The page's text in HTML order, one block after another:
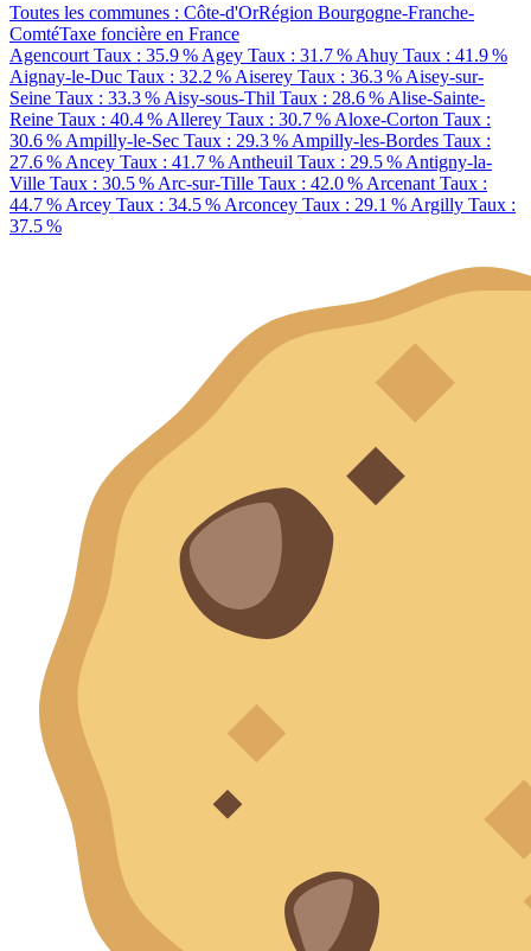
Toutes les communes : Côte-d'OrRégion Bourgogne-Franche-
ComtéTaxe foncière en France
Agencourt Taux : 35.9 % Agey Taux : 31.7 % Ahuy Taux : 41.9 %
Aignay-le-Duc Taux : 32.2 % Aiserey Taux : 36.3 % Aisey-sur-
Seine Taux : 33.3 % Aisy-sous-Thil Taux : 28.6 % Alise-Sainte-
Reine Taux : 40.4 % Allerey Taux : 30.7 % Aloxe-Corton Taux :
30.6 % Ampilly-le-Sec Taux : 29.3 % Ampilly-les-Bordes Taux :
27.6 % Ancey Taux : 41.7 % Antheuil Taux : 29.5 % Antigny-la-
Ville Taux : 30.5 % Arc-sur-Tille Taux : 42.0 % Arcenant Taux :
44.7 % Arcey Taux : 34.5 % Arconcey Taux : 29.1 % Argilly Taux :
37.5 %